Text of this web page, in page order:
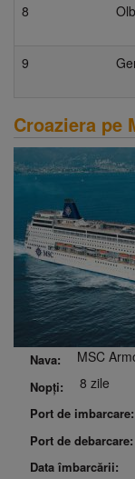
8
9
Croaziera pe
Nava: MSC
Nopți: 8 zile
Port de imbarcare:
Port de debarcare:
Data îmbarcării: